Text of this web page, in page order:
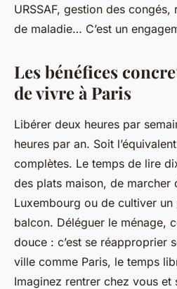
URSSAF, gestion des
de maladie… C’est un
Les bénéfices
de vivre à Paris
Libérer deux heures par
heures par an. Soit
complètes. Le temps de lire
des plats maison, de marcher
Luxembourg ou de cultiver
balcon. Déléguer le ménage,
douce : c’est se réapproprier
ville comme Paris, le temps
Imaginez rentrer chez vous et